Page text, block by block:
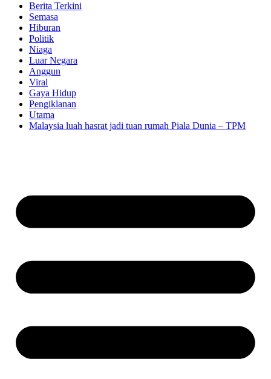
Berita Terkini
Semasa
Hiburan
Politik
Niaga
Luar Negara
Anggun
Viral
Gaya Hidup
Pengiklanan
Utama
Malaysia luah hasrat jadi tuan rumah Piala Dunia – TPM